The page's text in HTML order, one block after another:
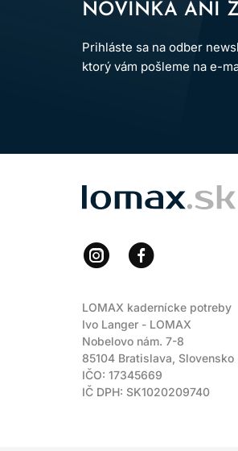
NOVINKA ANI
Prihláste sa na odber
ktorý vám pošleme na e-
LOMAX
LOMAX kadernícke potreby
Ivo Langer - LOMAX
Nobelovo nám. 7-8
85104 Bratislava, Slovensko
IČO: 17345669
IČ DPH: SK1020209740